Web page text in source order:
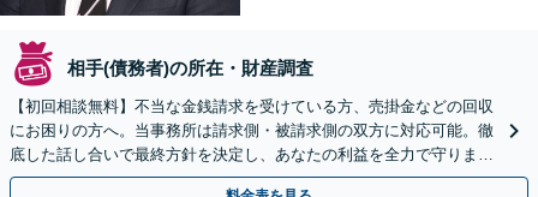
相手(債務者)の所在・財産調査
【初回相談無料】不当な金銭請求を受けている方、売掛金などの回収
にお困りの方へ。当事務所は請求側・被請求側の双方に対応可能。徹
底した話し合いで最終方針を決定し、あなたの利益を全力で守りま
す。まずはご相談ください。【LINE対応】